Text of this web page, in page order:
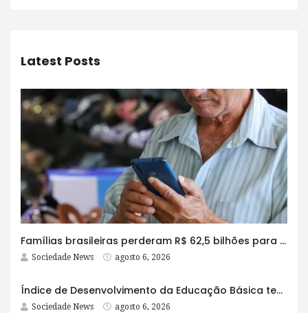
Latest Posts
Famílias brasileiras perderam R$ 62,5 bilhões para bets em 2025
Sociedade News agosto 6, 2026
Índice de Desenvolvimento da Educação Básica tem elevação em todas as etapas
Sociedade News agosto 6, 2026